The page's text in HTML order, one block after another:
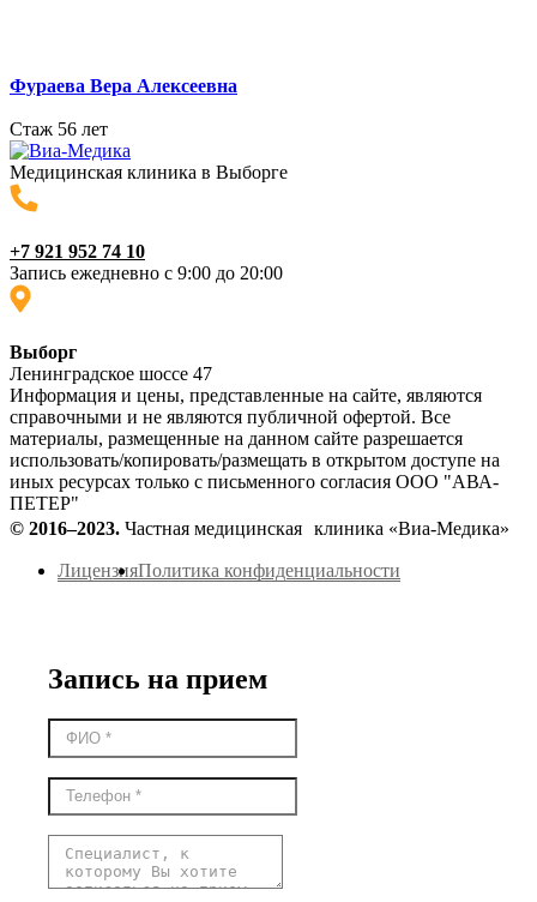
Фураева Вера Алексеевна
Стаж 56 лет
Медицинская клиника в Выборге
+7 921 952 74 10
Запись ежедневно с 9:00 до 20:00
Выборг
Ленинградское шоссе 47
Информация и цены, представленные на сайте, являются
справочными и не являются публичной офертой. Все
материалы, размещенные на данном сайте разрешается
использовать/копировать/размещать в открытом доступе на
иных ресурсах только с письменного согласия ООО "АВА-
ПЕТЕР"
© 2016–2023. Частная медицинская клиника «Виа-Медика»
ЛицензияПолитика конфиденциальности
Запись на прием